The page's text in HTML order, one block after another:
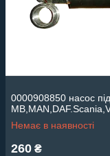
0000908850 насос
Немає в наявності
260 ₴